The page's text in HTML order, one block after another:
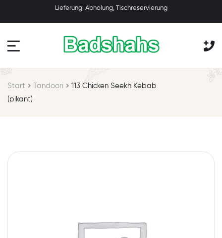
Lieferung, Abholung, Tischreservierung
Start Tandoori
113 Chicken Seekh Kebab
(pikant)